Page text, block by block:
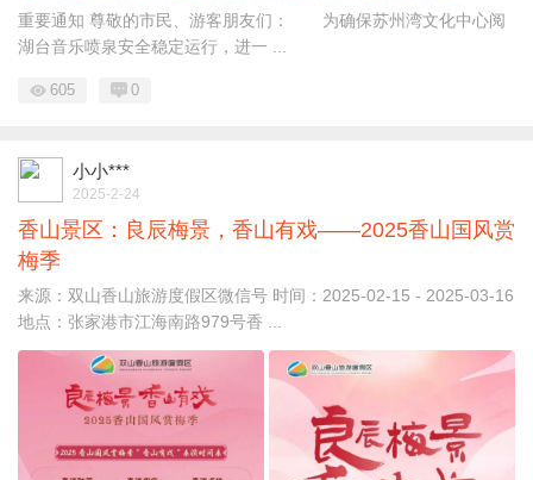
重要通知 尊敬的市民、游客朋友们： 为确保苏州湾文化中心阅
湖台音乐喷泉安全稳定运行，进一 ...
605 0
小小***
2025-2-24
香山景区：良辰梅景，香山有戏——2025香山国风赏
梅季
来源：双山香山旅游度假区微信号 时间：2025-02-15 - 2025-03-16
地点：张家港市江海南路979号香 ...